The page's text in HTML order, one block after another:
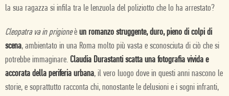
la sua ragazza si infila tra le lenzuola del poliziotto che lo ha arrestato?
Cleopatra va in prigioneè un romanzo struggente, duro, pieno di colpi di
scena, ambientato in una Roma molto più vasta e sconosciuta di ciò che si
potrebbe immaginare. Claudia Durastanti scatta una fotografia vivida e
accorata della periferia urbana, il vero luogo dove in questi anni nascono le
storie, e soprattutto racconta chi, nonostante le delusioni e i sogni infranti,